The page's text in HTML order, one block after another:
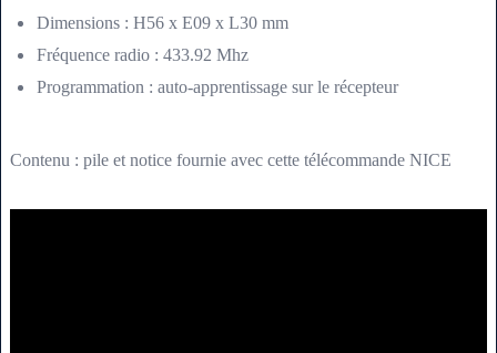
Dimensions : H56 x E09 x L30 mm
Fréquence radio : 433.92 Mhz
Programmation : auto-apprentissage sur le récepteur
Contenu : pile et notice fournie avec cette télécommande NICE